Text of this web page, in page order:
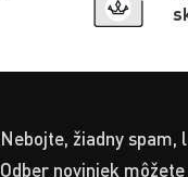
Nebojte, žiadny spam,
Odber noviniek